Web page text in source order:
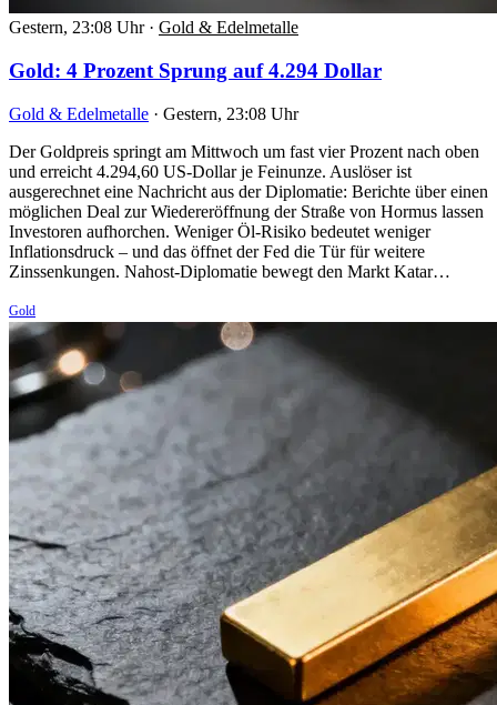
Gestern, 23:08 Uhr · Gold & Edelmetalle
Gold: 4 Prozent Sprung auf 4.294 Dollar
Gold & Edelmetalle · Gestern, 23:08 Uhr
Der Goldpreis springt am Mittwoch um fast vier Prozent nach oben
und erreicht 4.294,60 US-Dollar je Feinunze. Auslöser ist
ausgerechnet eine Nachricht aus der Diplomatie: Berichte über einen
möglichen Deal zur Wiedereröffnung der Straße von Hormus lassen
Investoren aufhorchen. Weniger Öl-Risiko bedeutet weniger
Inflationsdruck – und das öffnet der Fed die Tür für weitere
Zinssenkungen. Nahost-Diplomatie bewegt den Markt Katar…
Gold